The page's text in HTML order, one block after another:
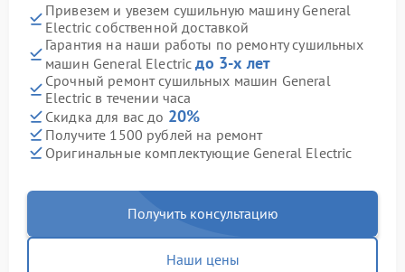
Привезем и увезем сушильную машину General
Electric собственной доставкой
Гарантия на наши работы по ремонту сушильных
машин General Electricдо 3-х лет
Срочный ремонт сушильных машин General
Electric в течении часа
Скидка для вас до 20%
Получите 1500 рублей на ремонт
Оригинальные комплектующие General Electric
Получить консультацию
Наши цены